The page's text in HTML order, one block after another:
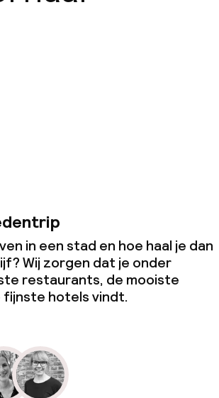
in een stad en hoe haal je dan
Wij zorgen dat je onder
restaurants, de mooiste
hotels vindt.